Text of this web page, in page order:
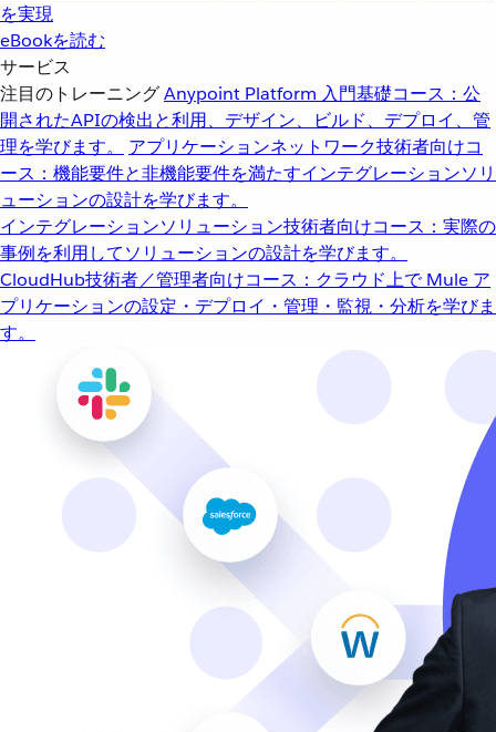
を実現
eBookを読む
サービス
注目のトレーニングAnypoint Platform 入門基礎コース：公
開されたAPIの検出と利用、デザイン、ビルド、デプロイ、管
理を学びます。
アプリケーションネットワーク技術者向けコ
ース：機能要件と非機能要件を満たすインテグレーションソリ
ューションの設計を学びます。
インテグレーションソリューション技術者向けコース：実際の
事例を利用してソリューションの設計を学びます。
CloudHub技術者／管理者向けコース：クラウド上で Mule ア
プリケーションの設定・デプロイ・管理・監視・分析を学びま
す。